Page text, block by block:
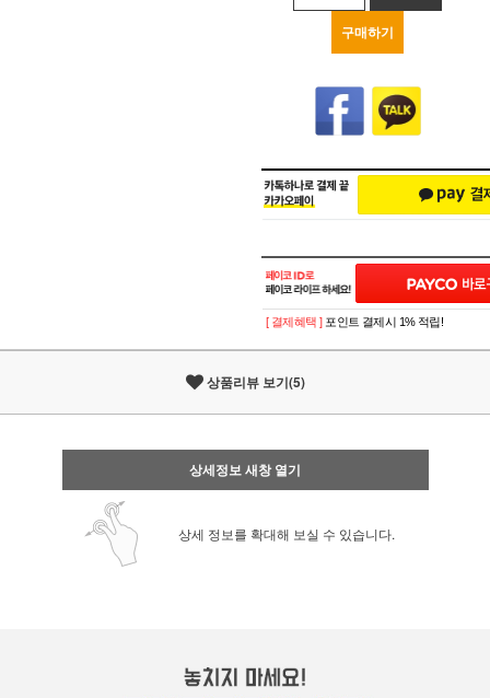
구매하기
[ 결제혜택 ] 포인트 결제시 1% 적립!
상품리뷰 보기(5)
상세정보 새창 열기
상세 정보를 확대해 보실 수 있습니다.